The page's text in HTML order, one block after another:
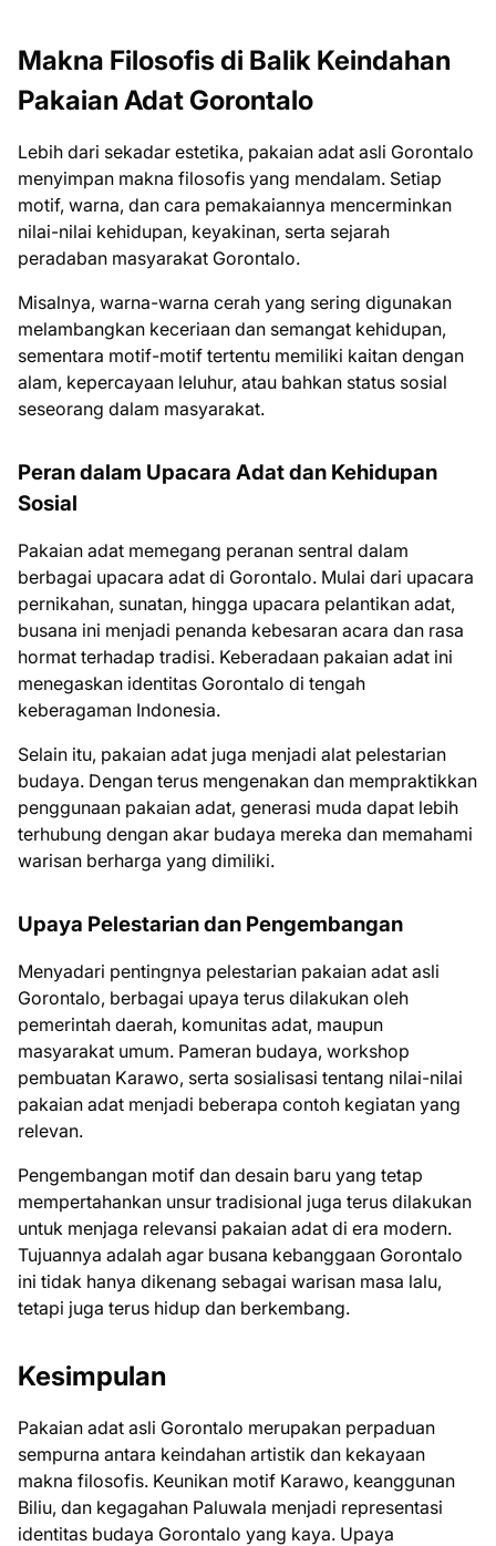
Makna Filosofis di Balik Keindahan
Pakaian Adat Gorontalo
Lebih dari sekadar estetika, pakaian adat asli Gorontalo
menyimpan makna filosofis yang mendalam. Setiap
motif, warna, dan cara pemakaiannya mencerminkan
nilai-nilai kehidupan, keyakinan, serta sejarah
peradaban masyarakat Gorontalo.
Misalnya, warna-warna cerah yang sering digunakan
melambangkan keceriaan dan semangat kehidupan,
sementara motif-motif tertentu memiliki kaitan dengan
alam, kepercayaan leluhur, atau bahkan status sosial
seseorang dalam masyarakat.
Peran dalam Upacara Adat dan Kehidupan
Sosial
Pakaian adat memegang peranan sentral dalam
berbagai upacara adat di Gorontalo. Mulai dari upacara
pernikahan, sunatan, hingga upacara pelantikan adat,
busana ini menjadi penanda kebesaran acara dan rasa
hormat terhadap tradisi. Keberadaan pakaian adat ini
menegaskan identitas Gorontalo di tengah
keberagaman Indonesia.
Selain itu, pakaian adat juga menjadi alat pelestarian
budaya. Dengan terus mengenakan dan mempraktikkan
penggunaan pakaian adat, generasi muda dapat lebih
terhubung dengan akar budaya mereka dan memahami
warisan berharga yang dimiliki.
Upaya Pelestarian dan Pengembangan
Menyadari pentingnya pelestarian pakaian adat asli
Gorontalo, berbagai upaya terus dilakukan oleh
pemerintah daerah, komunitas adat, maupun
masyarakat umum. Pameran budaya, workshop
pembuatan Karawo, serta sosialisasi tentang nilai-nilai
pakaian adat menjadi beberapa contoh kegiatan yang
relevan.
Pengembangan motif dan desain baru yang tetap
mempertahankan unsur tradisional juga terus dilakukan
untuk menjaga relevansi pakaian adat di era modern.
Tujuannya adalah agar busana kebanggaan Gorontalo
ini tidak hanya dikenang sebagai warisan masa lalu,
tetapi juga terus hidup dan berkembang.
Kesimpulan
Pakaian adat asli Gorontalo merupakan perpaduan
sempurna antara keindahan artistik dan kekayaan
makna filosofis. Keunikan motif Karawo, keanggunan
Biliu, dan kegagahan Paluwala menjadi representasi
identitas budaya Gorontalo yang kaya. Upaya